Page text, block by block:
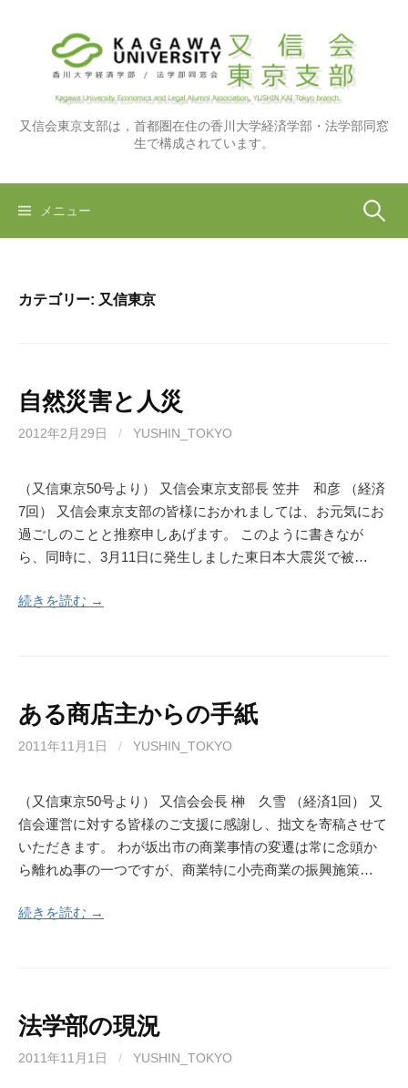
又信会東京支部は，首都圏在住の香川大学経済学部・法学部同窓
生で構成されています。
メニュー 検
カテゴリー: 又信東京
自然災害と人災
2012年2月29日 / YUSHIN_TOKYO
（又信東京50号より） 又信会東京支部長 笠井 和彦 （経済
7回） 又信会東京支部の皆様におかれましては、お元気にお
過ごしのことと推察申しあげます。 このように書きなが
ら、同時に、3月11日に発生しました東日本大震災で被…
続きを読む →
ある商店主からの手紙
2011年11月1日 / YUSHIN_TOKYO
（又信東京50号より） 又信会会長 榊 久雪 （経済1回） 又
信会運営に対する皆様のご支援に感謝し、拙文を寄稿させて
いただきます。 わが坂出市の商業事情の変遷は常に念頭か
ら離れぬ事の一つですが、商業特に小売商業の振興施策…
続きを読む →
法学部の現況
2011年11月1日 / YUSHIN_TOKYO